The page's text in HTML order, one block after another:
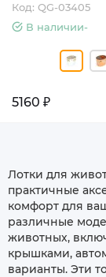
Код: QG-03405
В наличии-
5160 ₽
Лотки для
практичные
комфорт для
различные
животных,
крышками,
варианты. Эти